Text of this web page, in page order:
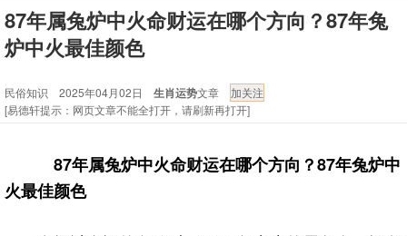
易德轩网重构及升能完成，欢迎大家来体验新程序及感觉！！
2025-07-01
订！！
2025-10-01
2026丙午年铁笔居士精批年运说明
2025-10-12
易德轩通告：本网站易德轩商标及LOGO注册声明
2021-9-7
火最佳颜色 - 民俗知识
87年属兔炉中火命财运在哪个方向？87年兔
炉中火最佳颜色
民俗知识 2025年04月02日 生肖运势文章
[易德轩提示：网页文章不能全打开，请刷新再打开]
87年属兔炉中火命财运在哪个方向？87年兔炉中
火最佳颜色